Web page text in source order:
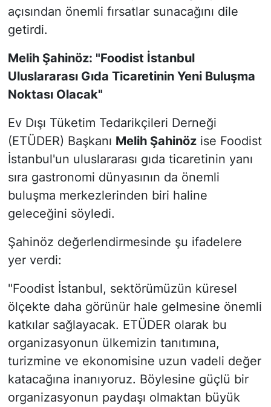
açısından önemli fırsatlar sunacağını dile
getirdi.
Melih Şahinöz: "Foodist İstanbul
Uluslararası Gıda Ticaretinin Yeni Buluşma
Noktası Olacak"
Ev Dışı Tüketim Tedarikçileri Derneği
(ETÜDER) Başkanı Melih Şahinözise Foodist
İstanbul'un uluslararası gıda ticaretinin yanı
sıra gastronomi dünyasının da önemli
buluşma merkezlerinden biri haline
geleceğini söyledi.
Şahinöz değerlendirmesinde şu ifadelere
yer verdi:
"Foodist İstanbul, sektörümüzün küresel
ölçekte daha görünür hale gelmesine önemli
katkılar sağlayacak. ETÜDER olarak bu
organizasyonun ülkemizin tanıtımına,
turizmine ve ekonomisine uzun vadeli değer
katacağına inanıyoruz. Böylesine güçlü bir
organizasyonun paydaşı olmaktan büyük